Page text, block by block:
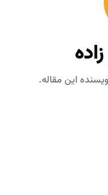
این مقاله.